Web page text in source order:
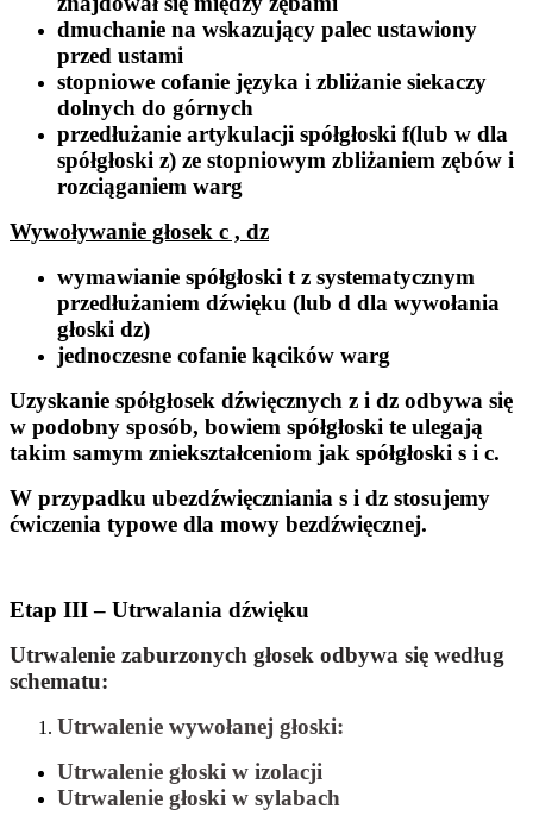
dmuchanie na wskazujący palec ustawiony
przed ustami
stopniowe cofanie języka i zbliżanie siekaczy
dolnych do górnych
przedłużanie artykulacji spółgłoski f(lub w dla
spółgłoski z) ze stopniowym zbliżaniem zębów i
rozciąganiem warg
Wywoływanie głosek c , dz
wymawianie spółgłoski t z systematycznym
przedłużaniem dźwięku (lub d dla wywołania
głoski dz)
jednoczesne cofanie kącików warg
Uzyskanie spółgłosek dźwięcznych z i dz odbywa się
w podobny sposób, bowiem spółgłoski te ulegają
takim samym zniekształceniom jak spółgłoski s i c.
W przypadku ubezdźwięczniania s i dz stosujemy
ćwiczenia typowe dla mowy bezdźwięcznej.
Etap III – Utrwalania dźwięku
Utrwalenie zaburzonych głosek odbywa się według
schematu:
Utrwalenie wywołanej głoski:
Utrwalenie głoski w izolacji
Utrwalenie głoski w sylabach